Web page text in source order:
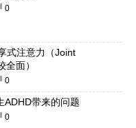
0
式注意力（Joint
面）
0
ADHD带来的问题
0